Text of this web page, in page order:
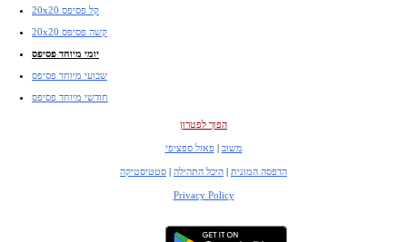
20x20 קל פסיפס
20x20 קשה פסיפס
יומי מיוחד פסיפס
שבועי מיוחד פסיפס
חודשי מיוחד פסיפס
הפוך לפטרון
משוב |פאזל ספציפי
הדפסה המונית | היכל התהילה | סטטיסטיקה
Privacy Policy